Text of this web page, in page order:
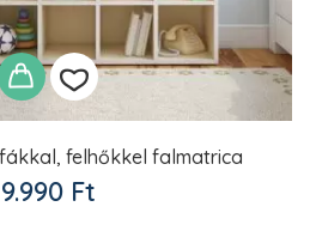
felhőkkel falmatrica
9.990 Ft
Kedvencekhez